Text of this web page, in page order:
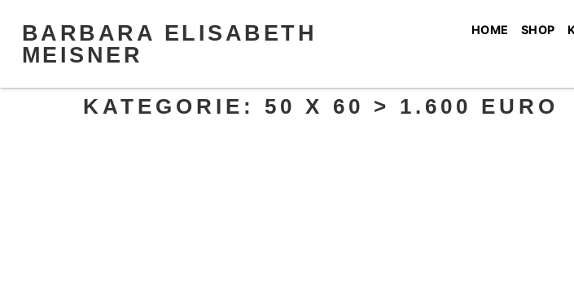
BARBARA ELISABETH
MEISNER
HOME SHOP
KATEGORIE: 50 X 60 > 1.600 EURO